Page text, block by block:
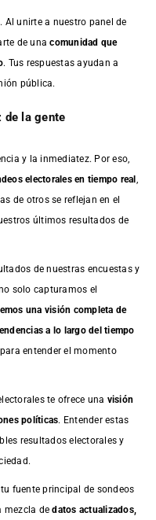
Al unirte a nuestro panel de
de unacomunidad que
. Tus respuestas ayudan a
pública.
de la gente
y la inmediatez. Por eso,
electorales en tiempo real
de otros se reflejan en el
últimos resultados de
de nuestras encuestasy
solo capturamos el
una visión completa de
a lo largo del tiempo
entender el momento
te ofrece una visión
políticas. Entender estas
resultados electorales y
fuente principal de sondeos
mezcla dedatos actualizados,